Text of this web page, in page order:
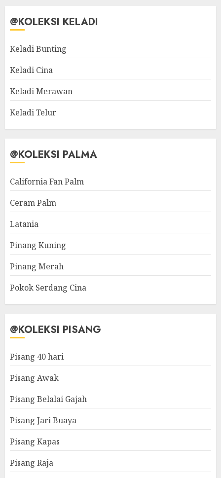
@KOLEKSI KELADI
Keladi Bunting
Keladi Cina
Keladi Merawan
Keladi Telur
@KOLEKSI PALMA
California Fan Palm
Ceram Palm
Latania
Pinang Kuning
Pinang Merah
Pokok Serdang Cina
@KOLEKSI PISANG
Pisang 40 hari
Pisang Awak
Pisang Belalai Gajah
Pisang Jari Buaya
Pisang Kapas
Pisang Raja